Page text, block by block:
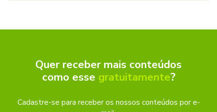
Quer receber mais conteúdos
como esse gratuitamente?
Cadastre-se para receber os nossos conteúdos por e-